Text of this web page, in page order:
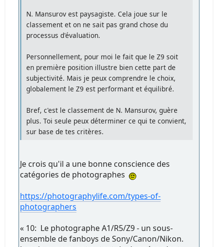
N. Mansurov est paysagiste. Cela joue sur le
classement et on ne sait pas grand chose du
processus d'évaluation.
Personnellement, pour moi le fait que le Z9 soit
en première position illustre bien cette part de
subjectivité. Mais je peux comprendre le choix,
globalement le Z9 est performant et équilibré.
Bref, c'est le classement de N. Mansurov, guère
plus. Toi seule peux déterminer ce qui te convient,
sur base de tes critères.
Je crois qu'il a une bonne conscience des
catégories de photographes
https://photographylife.com/types-of-
photographers
« 10: Le photographe A1/R5/Z9 - un sous-
ensemble de fanboys de Sony/Canon/Nikon.